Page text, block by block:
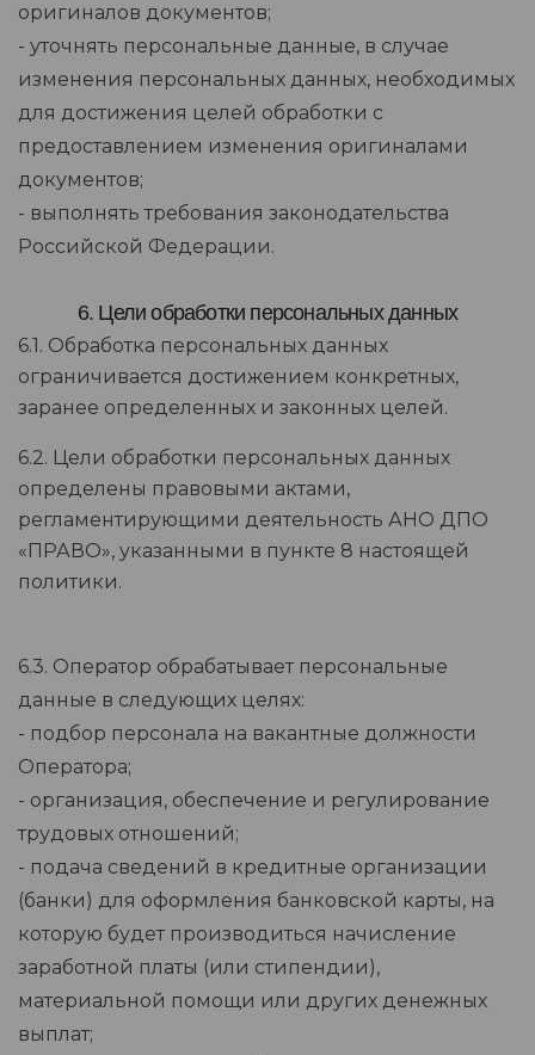
оригиналов документов;
- уточнять персональные данные, в случае
изменения персональных данных, необходимых
для достижения целей обработки с
предоставлением изменения оригиналами
документов;
- выполнять требования законодательства
Российской Федерации.
6. Цели обработки персональных данных
6.1. Обработка персональных данных
ограничивается достижением конкретных,
заранее определенных и законных целей.
6.2. Цели обработки персональных данных
определены правовыми актами,
регламентирующими деятельность АНО ДПО
«ПРАВО», указанными в пункте 8 настоящей
политики.
6.3. Оператор обрабатывает персональные
данные в следующих целях:
- подбор персонала на вакантные должности
Оператора;
- организация, обеспечение и регулирование
трудовых отношений;
- подача сведений в кредитные организации
(банки) для оформления банковской карты, на
которую будет производиться начисление
заработной платы (или стипендии),
материальной помощи или других денежных
выплат;